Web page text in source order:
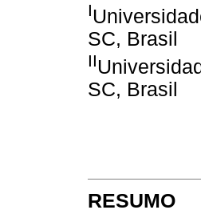
I
SC, Brasil
II
SC, Brasil
RESUMO